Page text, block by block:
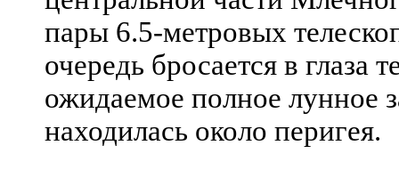
пары 6.5-метровых
очередь бросается в
ожидаемое полное лунное
находилась около перигея.